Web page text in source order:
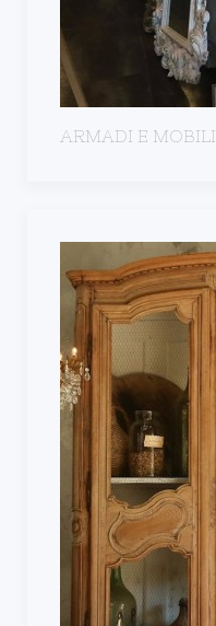
ARMADI E MOBILI